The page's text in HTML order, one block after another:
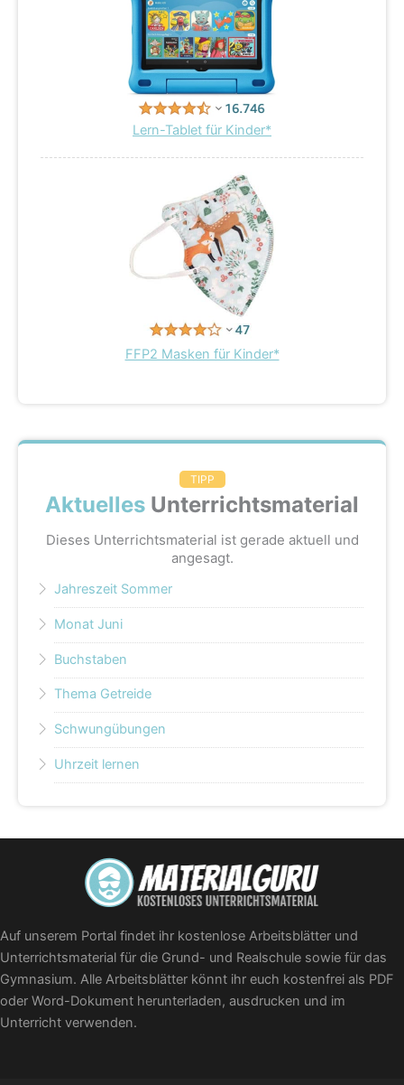
Lern-Tablet für Kinder*
FFP2 Masken für Kinder*
TIPP
Aktuelles Unterrichtsmaterial
Dieses Unterrichtsmaterial ist gerade aktuell und
angesagt.
Jahreszeit Sommer
Monat Juni
Buchstaben
Thema Getreide
Schwungübungen
Uhrzeit lernen
Auf unserem Portal findet ihr kostenlose Arbeitsblätter und
Unterrichtsmaterial für die Grund- und Realschule sowie für das
Gymnasium. Alle Arbeitsblätter könnt ihr euch kostenfrei als PDF
oder Word-Dokument herunterladen, ausdrucken und im
Unterricht verwenden.